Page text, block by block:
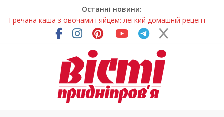
Останні новини:
Гречана каша з овочами і яйцем: легкий домашній рецепт
Як обрати розмір крафтового стакана під ваш напій?
Волонтерів із Дніпропетровщини відзначили за участь у
Дніпровський цирк отримав міжнародне визнання
У Дніпрі змагалися найсильніші яхтсмени України (фото)